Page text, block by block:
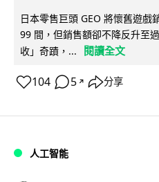
日本零售巨頭 GEO 將懷舊遊戲
99 間，但銷售額卻不降反升至
收」奇蹟，...
閱讀全文
104 5 ↗ 分享
人工智能